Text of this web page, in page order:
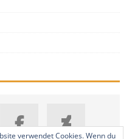
verwendet Cookies. Wenn du